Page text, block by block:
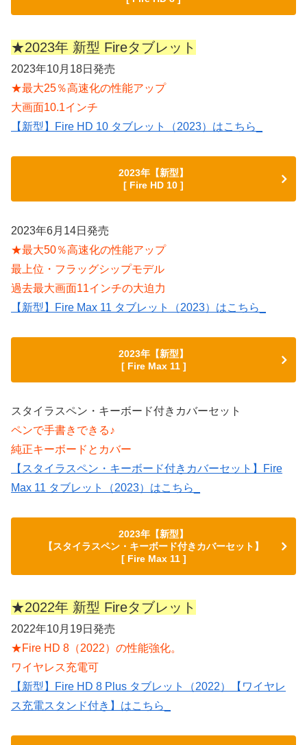
★2023年 新型 Fireタブレット
2023年10月18日発売
★最大25％高速化の性能アップ
大画面10.1インチ
【新型】Fire HD 10 タブレット（2023）はこちら_
2023年【新型】
[ Fire HD 10 ]
2023年6月14日発売
★最大50％高速化の性能アップ
最上位・フラッグシップモデル
過去最大画面11インチの大迫力
【新型】Fire Max 11 タブレット（2023）はこちら_
2023年【新型】
[ Fire Max 11 ]
スタイラスペン・キーボード付きカバーセット
ペンで手書きできる♪
純正キーボードとカバー
【スタイラスペン・キーボード付きカバーセット】Fire
Max 11 タブレット（2023）はこちら_
2023年【新型】
【スタイラスペン・キーボード付きカバーセット】
[ Fire Max 11 ]
★2022年 新型 Fireタブレット
2022年10月19日発売
★Fire HD 8（2022）の性能強化。
ワイヤレス充電可
【新型】Fire HD 8 Plus タブレット（2022）【ワイヤレ
ス充電スタンド付き】はこちら_